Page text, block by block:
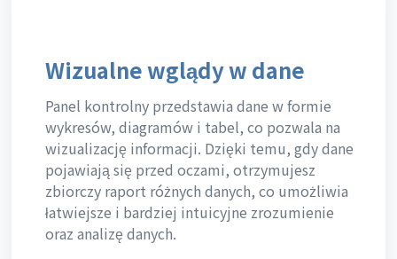
Wizualne wglądy w dane
Panel kontrolny przedstawia dane w formie
wykresów, diagramów i tabel, co pozwala na
wizualizację informacji. Dzięki temu, gdy dane
pojawiają się przed oczami, otrzymujesz
zbiorczy raport różnych danych, co umożliwia
łatwiejsze i bardziej intuicyjne zrozumienie
oraz analizę danych.